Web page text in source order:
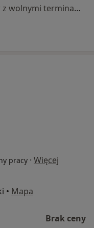
Brak dostępnych specjalistów z wolnymi terminami w tym centrum medycznym.
pracy · Więcej
• Mapa
Brak ceny